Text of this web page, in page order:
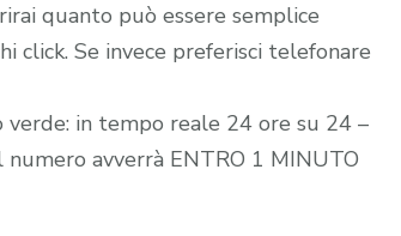
quanto può essere semplice
click. Se invece preferisci telefonare
verde: in tempo reale 24 ore su 24 –
avverrà ENTRO 1 MINUTO